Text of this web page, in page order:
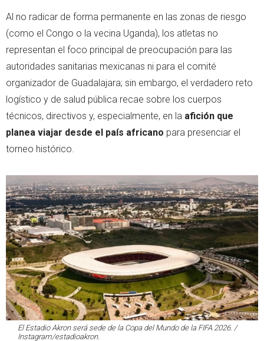
Al no radicar de forma permanente en las zonas de riesgo
(como el Congo o la vecina Uganda), los atletas no
representan el foco principal de preocupación para las
autoridades sanitarias mexicanas ni para el comité
organizador de Guadalajara; sin embargo, el verdadero reto
logístico y de salud pública recae sobre los cuerpos
técnicos, directivos y, especialmente, en la afición que
planea viajar desde el país africano para presenciar el
torneo histórico.
El Estadio Akron será sede de la Copa del Mundo de la FIFA 2026. /
Instagram/estadioakron.